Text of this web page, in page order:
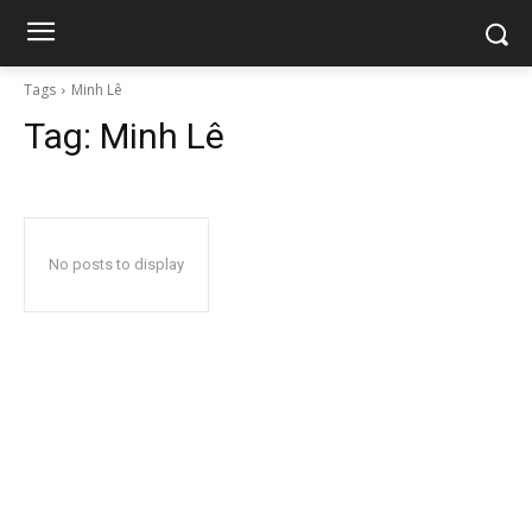
Tags Minh Lê
Tag: Minh Lê
No posts to display